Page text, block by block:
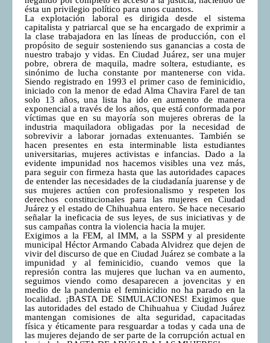
ésta un privilegio político para unos cuantos.
La explotación laboral es dirigida desde el sistema
capitalista y patriarcal que se ha encargado de exprimir a
la clase trabajadora en las líneas de producción, con el
propósito de seguir sosteniendo sus ganancias a costa de
nuestro trabajo y vidas. En Ciudad Juárez, ser una mujer
pobre, obrera de maquila, madre soltera, estudiante, es
sinónimo de lucha constante por mantenerse con vida.
Siendo registrado en 1993 el primer caso de feminicidio,
iniciado con la menor de edad Alma Chavira Farel de tan
solo 13 años, una lista ha ido en aumento de manera
exponencial a través de los años, que está conformada por
víctimas que en su mayoría son mujeres obreras de la
industria maquiladora obligadas por la necesidad de
sobrevivir a laborar jornadas extenuantes. También se
hacen presentes en esta interminable lista estudiantes
universitarias, mujeres activistas e infancias. Dado a la
evidente impunidad nos hacemos visibles una vez más,
para seguir con firmeza hasta que las autoridades capaces
de entender las necesidades de la ciudadanía juarense y de
sus mujeres actúen con profesionalismo y respeten los
derechos constitucionales para las mujeres en Ciudad
Juárez y el estado de Chihuahua entero. Se hace necesario
señalar la ineficacia de sus leyes, de sus iniciativas y de
sus campañas contra la violencia hacia la mujer.
Exigimos a la FEM, al IMM, a la SSPM y al presidente
municipal Héctor Armando Cabada Alvidrez que dejen de
vivir del discurso de que en Ciudad Juárez se combate a la
impunidad y al feminicidio, cuando vemos que la
represión contra las mujeres que luchan va en aumento,
seguimos viendo como desaparecen a jovencitas y en
medio de la pandemia el feminicidio no ha parado en la
localidad. ¡BASTA DE SIMULACIONES! Exigimos que
las autoridades del estado de Chihuahua y Ciudad Juárez
mantengan comisiones de alta seguridad, capacitadas
física y éticamente para resguardar a todas y cada una de
las mujeres dejando de ser parte de la corrupción actual en